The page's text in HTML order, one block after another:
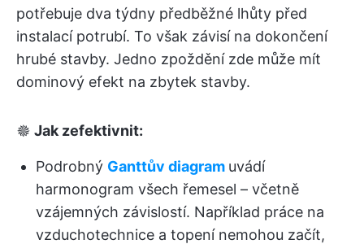
potřebuje dva týdny předběžné lhůty před
instalací potrubí. To však závisí na dokončení
hrubé stavby. Jedno zpoždění zde může mít
dominový efekt na zbytek stavby.
🟔 Jak zefektivnit:
Podrobný Ganttův diagram uvádí
harmonogram všech řemesel – včetně
vzájemných závislostí. Například práce na
vzduchotechnice a topení nemohou začít,